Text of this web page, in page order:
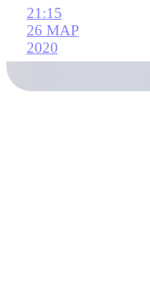
21:15
26 МАР
2020